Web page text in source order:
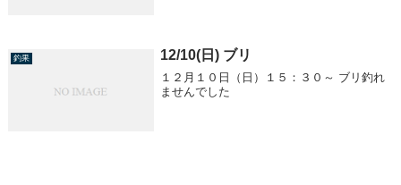
釣果 12/10(日) ブリ
１２月１０日（日）１５：３０～ ブリ釣れ
ませんでした